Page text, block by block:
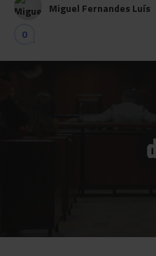
Miguel Fernandes Luís
0